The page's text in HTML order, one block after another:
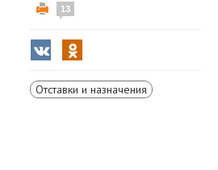
13
Отставки и назначения